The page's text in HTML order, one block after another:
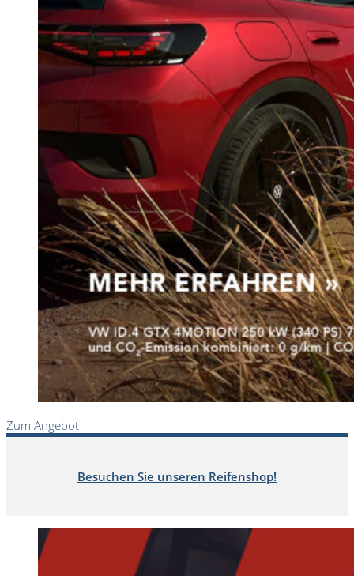
Zum Angebot
Besuchen Sie unseren Reifenshop!